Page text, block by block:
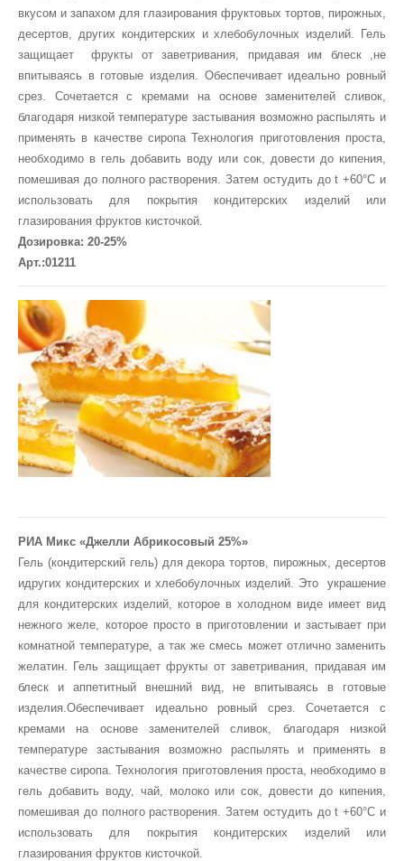
вкусом и запахом для глазирования фруктовых тортов, пирожных,
десертов, других кондитерских и хлебобулочных изделий. Гель
защищает фрукты от заветривания, придавая им блеск ,не
впитываясь в готовые изделия. Обеспечивает идеально ровный
срез. Сочетается с кремами на основе заменителей сливок,
благодаря низкой температуре застывания возможно распылять и
применять в качестве сиропа Технология приготовления проста,
необходимо в гель добавить воду или сок, довести до кипения,
помешивая до полного растворения. Затем остудить до t +60°С и
использовать для покрытия кондитерских изделий или
глазирования фруктов кисточкой.
Дозировка: 20-25%
Арт.:01211
РИА Микс «Джелли Абрикосовый 25%»
Гель (кондитерский гель) для декора тортов, пирожных, десертов
идругих кондитерских и хлебобулочных изделий. Это украшение
для кондитерских изделий, которое в холодном виде имеет вид
нежного желе, которое просто в приготовлении и застывает при
комнатной температуре, а так же смесь может отлично заменить
желатин. Гель защищает фрукты от заветривания, придавая им
блеск и аппетитный внешний вид, не впитываясь в готовые
изделия.Обеспечивает идеально ровный срез. Сочетается с
кремами на основе заменителей сливок, благодаря низкой
температуре застывания возможно распылять и применять в
качестве сиропа. Технология приготовления проста, необходимо в
гель добавить воду, чай, молоко или сок, довести до кипения,
помешивая до полного растворения. Затем остудить до t +60°С и
использовать для покрытия кондитерских изделий или
глазирования фруктов кисточкой.